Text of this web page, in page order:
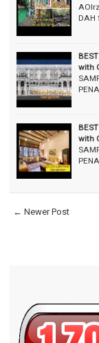
DAH
with
with
← Newer Post